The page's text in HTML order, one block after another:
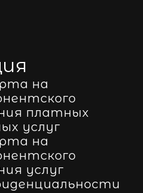
на
платных
услуг
на
услуг